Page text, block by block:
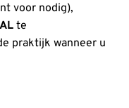
voor nodig),
te
praktijk wanneer u